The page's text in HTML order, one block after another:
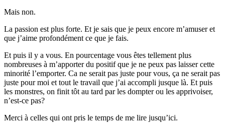
Mais non.
La passion est plus forte. Et je sais que je peux encore m’amuser et
que j’aime profondément ce que je fais.
Et puis il y a vous. En pourcentage vous êtes tellement plus
nombreuses à m’apporter du positif que je ne peux pas laisser cette
minorité l’emporter. Ca ne serait pas juste pour vous, ça ne serait pas
juste pour moi et tout le travail que j’ai accompli jusque là. Et puis
les monstres, on finit tôt au tard par les dompter ou les apprivoiser,
n’est-ce pas?
Merci à celles qui ont pris le temps de me lire jusqu’ici.